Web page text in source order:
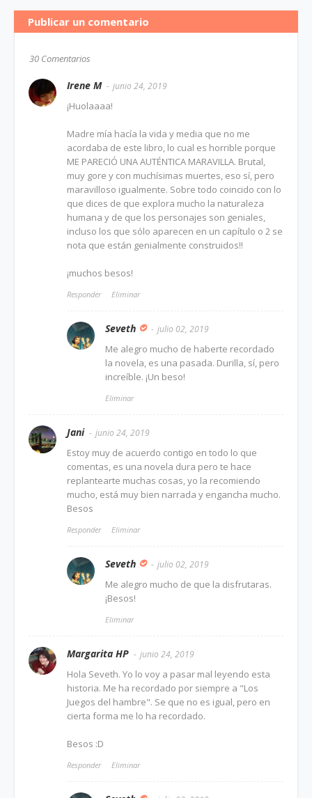
Publicar un comentario
30 Comentarios
Irene M junio 24, 2019
¡Huolaaaa!
Madre mía hacía la vida y media que no me
acordaba de este libro, lo cual es horrible porque
ME PARECIÓ UNA AUTÉNTICA MARAVILLA. Brutal,
muy gore y con muchísimas muertes, eso sí, pero
maravilloso igualmente. Sobre todo coincido con lo
que dices de que explora mucho la naturaleza
humana y de que los personajes son geniales,
incluso los que sólo aparecen en un capítulo o 2 se
nota que están genialmente construidos!!
¡muchos besos!
Responder Eliminar
Seveth julio 02, 2019
Me alegro mucho de haberte recordado
la novela, es una pasada. Durilla, sí, pero
increíble. ¡Un beso!
Eliminar
Jani junio 24, 2019
Estoy muy de acuerdo contigo en todo lo que
comentas, es una novela dura pero te hace
replantearte muchas cosas, yo la recomiendo
mucho, está muy bien narrada y engancha mucho.
Besos
Responder Eliminar
Seveth julio 02, 2019
Me alegro mucho de que la disfrutaras.
¡Besos!
Eliminar
Margarita HP junio 24, 2019
Hola Seveth. Yo lo voy a pasar mal leyendo esta
historia. Me ha recordado por siempre a "Los
Juegos del hambre". Se que no es igual, pero en
cierta forma me lo ha recordado.
Besos :D
Responder Eliminar